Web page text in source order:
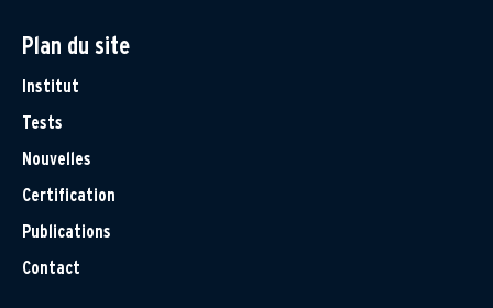
Plan du site
Institut
Tests
Nouvelles
Certification
Publications
Contact